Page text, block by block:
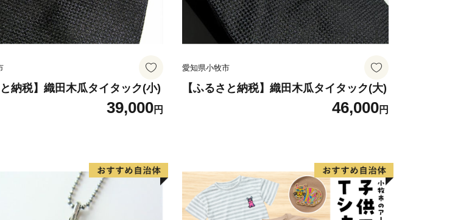
と納税】織田木瓜タイタック(小)
39,000円
愛知県小牧市
【ふるさと納税】織田木瓜タイタック(大)
46,000円